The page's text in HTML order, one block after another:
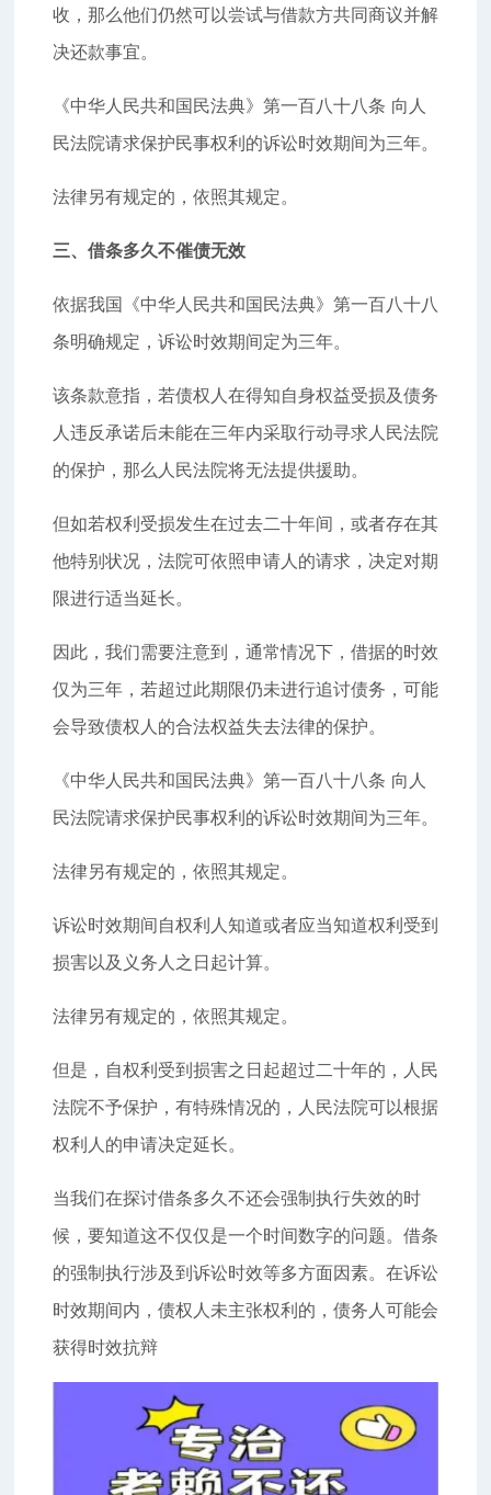
收，那么他们仍然可以尝试与借款方共同商议并解
决还款事宜。
《中华人民共和国民法典》第一百八十八条 向人
民法院请求保护民事权利的诉讼时效期间为三年。
法律另有规定的，依照其规定。
三、借条多久不催债无效
依据我国《中华人民共和国民法典》第一百八十八
条明确规定，诉讼时效期间定为三年。
该条款意指，若债权人在得知自身权益受损及债务
人违反承诺后未能在三年内采取行动寻求人民法院
的保护，那么人民法院将无法提供援助。
但如若权利受损发生在过去二十年间，或者存在其
他特别状况，法院可依照申请人的请求，决定对期
限进行适当延长。
因此，我们需要注意到，通常情况下，借据的时效
仅为三年，若超过此期限仍未进行追讨债务，可能
会导致债权人的合法权益失去法律的保护。
《中华人民共和国民法典》第一百八十八条 向人
民法院请求保护民事权利的诉讼时效期间为三年。
法律另有规定的，依照其规定。
诉讼时效期间自权利人知道或者应当知道权利受到
损害以及义务人之日起计算。
法律另有规定的，依照其规定。
但是，自权利受到损害之日起超过二十年的，人民
法院不予保护，有特殊情况的，人民法院可以根据
权利人的申请决定延长。
当我们在探讨借条多久不还会强制执行失效的时
候，要知道这不仅仅是一个时间数字的问题。借条
的强制执行涉及到诉讼时效等多方面因素。在诉讼
时效期间内，债权人未主张权利的，债务人可能会
获得时效抗辩